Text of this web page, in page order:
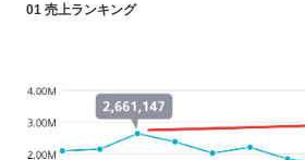
01 売上ランキング